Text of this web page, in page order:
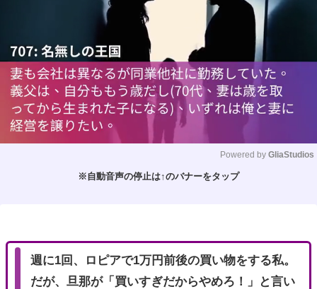
Powered by GliaStudios
※自動音声の停止は↑のバナーをタップ
週に1回、ロピアで1万円前後の買い物をする私。
だが、旦那が「買いすぎだからやめろ！」と言い